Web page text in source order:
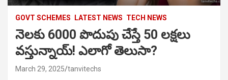
GOVT SCHEMES LATEST NEWS TECH NEWS
నెలకు 6000 పొదుపు చేస్తే 50 లక్షలు
వస్తున్నాయ్! ఎలాగో తెలుసా?
March 29, 2025 tanvitechs